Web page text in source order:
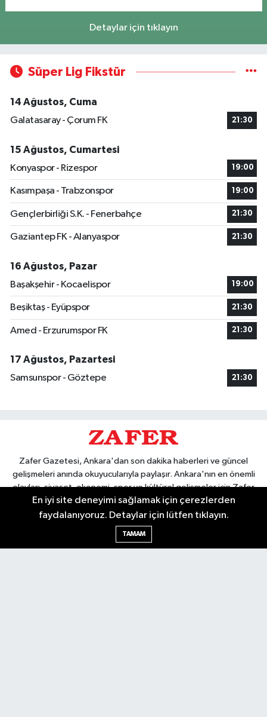
Detaylar için tıklayın
Süper Lig Fikstür
14 Ağustos, Cuma
Galatasaray - Çorum FK
21:30
15 Ağustos, Cumartesi
Konyaspor - Rizespor
19:00
Kasımpaşa - Trabzonspor 19:00
Gençlerbirliği S.K. - Fenerbahçe 21:30
Gaziantep FK - Alanyaspor 21:30
16 Ağustos, Pazar
Başakşehir - Kocaelispor
19:00
Beşiktaş - Eyüpspor 21:30
Amed - Erzurumspor FK 21:30
17 Ağustos, Pazartesi
Samsunspor - Göztepe
21:30
Zafer Gazetesi, Ankara'dan son dakika haberleri ve güncel
gelişmeleri anında okuyucularıyla paylaşır. Ankara'nın en önemli
olayları, siyaset, ekonomi, spor ve kültürel gelişmeler için Zafer
Gazetesi'ni takip edin. Başkentin güvendiği haber kaynağı.
En iyi site deneyimi sağlamak için çerezlerden
faydalanıyoruz. Detaylar için lütfen tıklayın.
TAMAM